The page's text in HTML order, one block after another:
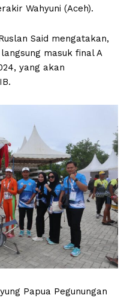
Wahyuni (Aceh).
Said mengatakan,
masuk final A
yang akan
Papua Pegunungan